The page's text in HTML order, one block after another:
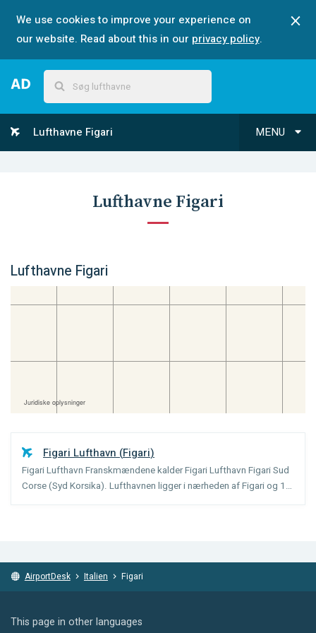
We use cookies to improve your experience on
our website. Read about this in our privacy policy.
MENU
Lufthavne Figari
Lufthavne Figari
Lufthavne Figari
Figari Lufthavn (Figari)
Figari Lufthavn Franskmændene kalder Figari Lufthavn Figari Sud
Corse (Syd Korsika). Lufthavnen ligger i nærheden af Figari og 15
AirportDesk Italien Figari
This page in other languages